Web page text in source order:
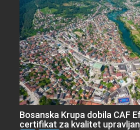
Bosanska Krupa dobila CAF
certifikat za kvalitet